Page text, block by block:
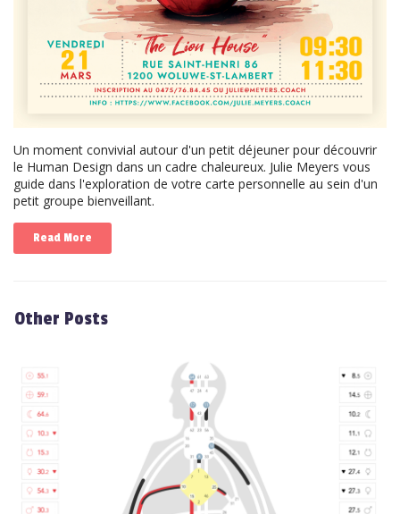
Un moment convivial autour d'un petit déjeuner pour découvrir
le Human Design dans un cadre chaleureux. Julie Meyers vous
guide dans l'exploration de votre carte personnelle au sein d'un
petit groupe bienveillant.
Read More
Other Posts